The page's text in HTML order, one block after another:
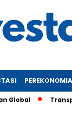
Transparansi